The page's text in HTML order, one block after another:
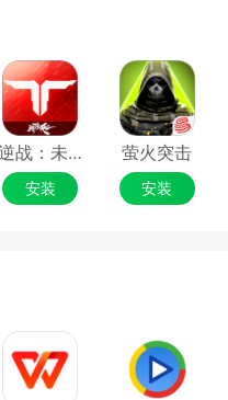
逆战：未来
安装
萤火突击
安装